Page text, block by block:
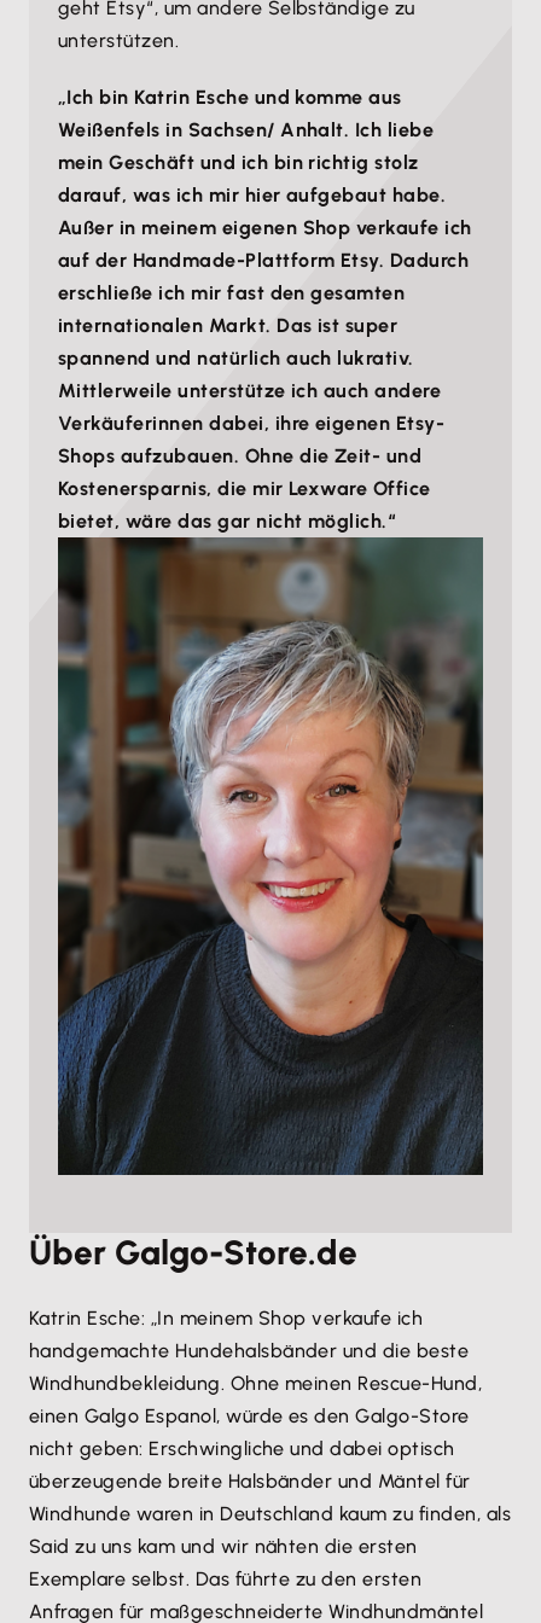
geht Etsy“, um andere Selbständige zu
unterstützen.
„Ich bin Katrin Esche und komme aus
Weißenfels in Sachsen/ Anhalt. Ich liebe
mein Geschäft und ich bin richtig stolz
darauf, was ich mir hier aufgebaut habe.
Außer in meinem eigenen Shop verkaufe ich
auf der Handmade-Plattform Etsy. Dadurch
erschließe ich mir fast den gesamten
internationalen Markt. Das ist super
spannend und natürlich auch lukrativ.
Mittlerweile unterstütze ich auch andere
Verkäuferinnen dabei, ihre eigenen Etsy-
Shops aufzubauen. Ohne die Zeit- und
Kostenersparnis, die mir Lexware Office
bietet, wäre das gar nicht möglich.“
Über Galgo-Store.de
Katrin Esche: „In meinem Shop verkaufe ich
handgemachte Hundehalsbänder und die beste
Windhundbekleidung. Ohne meinen Rescue-Hund,
einen Galgo Espanol, würde es den Galgo-Store
nicht geben: Erschwingliche und dabei optisch
überzeugende breite Halsbänder und Mäntel für
Windhunde waren in Deutschland kaum zu finden, als
Said zu uns kam und wir nähten die ersten
Exemplare selbst. Das führte zu den ersten
Anfragen für maßgeschneiderte Windhundmäntel